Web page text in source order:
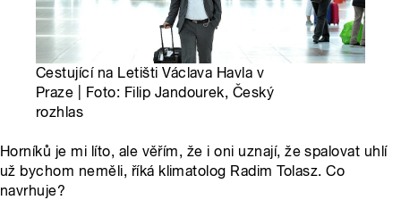
Cestující na Letišti Václava Havla v
Praze | Foto: Filip Jandourek, Český
rozhlas
Horníků je mi líto, ale věřím, že i oni uznají, že spalovat uhlí
už bychom neměli, říká klimatolog Radim Tolasz. Co
navrhuje?